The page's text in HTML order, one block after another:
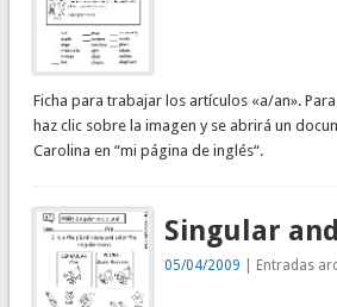
Ficha para trabajar los artículos «a/an».
haz clic sobre la imagen y se abrirá un
Carolina en “mi página de inglés“.
Singular
05/04/2009 | Entradas